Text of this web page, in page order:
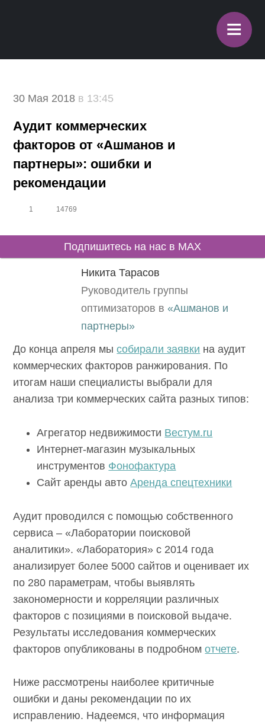
≡
30 Мая 2018 в 13:45
Аудит коммерческих
факторов от «Ашманов и
партнеры»: ошибки и
рекомендации
1 14769
Подпишитесь на нас в MAX
Никита Тарасов
Руководитель группы
оптимизаторов в«Ашманов и
партнеры»
До конца апреля мысобирали заявки на аудит
коммерческих факторов ранжирования. По
итогам наши специалисты выбрали для
анализа три коммерческих сайта разных типов:
Агрегатор недвижимости Вестум.ru
Интернет-магазин музыкальных
инструментов Фонофактура
Сайт аренды автоАренда спецтехники
Аудит проводился с помощью собственного
сервиса – «Лаборатории поисковой
аналитики». «Лаборатория» с 2014 года
анализирует более 5000 сайтов и оценивает их
по 280 параметрам, чтобы выявлять
закономерности и корреляции различных
факторов с позициями в поисковой выдаче.
Результаты исследования коммерческих
факторов опубликованы в подробномотчете.
Ниже рассмотрены наиболее критичные
ошибки и даны рекомендации по их
исправлению. Надеемся, что информация